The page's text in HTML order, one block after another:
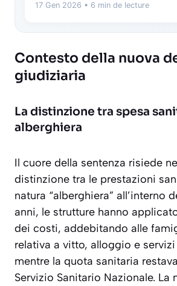
17 Gen 2026 • 6 min de lecture
Contesto della nuova
giudiziaria
La distinzione tra spesa
alberghiera
Il cuore della sentenza risiede
distinzione tra le prestazioni
natura “alberghiera” all’interno
anni, le strutture hanno
dei costi, addebitando alle
relativa a vitto, alloggio e
mentre la quota sanitaria
Servizio Sanitario Nazionale. La